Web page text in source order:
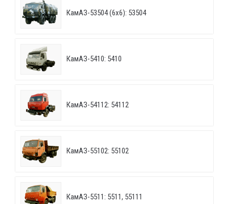
КамАЗ-53504 (6х6): 53504
КамАЗ-5410: 5410
КамАЗ-54112: 54112
КамАЗ-55102: 55102
КамАЗ-5511: 5511, 55111